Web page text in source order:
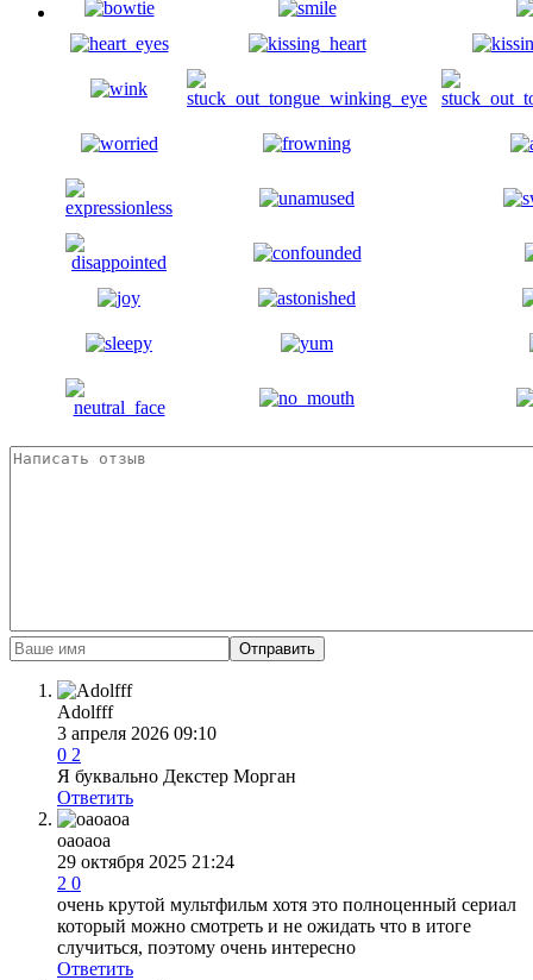
Отправить
Adolfff
3 апреля 2026 09:10
0 2
Я буквально Декстер Морган
Ответить
оаоаоа
29 октября 2025 21:24
2 0
очень крутой мультфильм хотя это полноценный сериал
который можно смотреть и не ожидать что в итоге
случиться, поэтому очень интересно
Ответить